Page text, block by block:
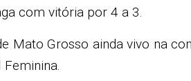
com vitória por 4 a 3.
Mato Grosso ainda vivo na